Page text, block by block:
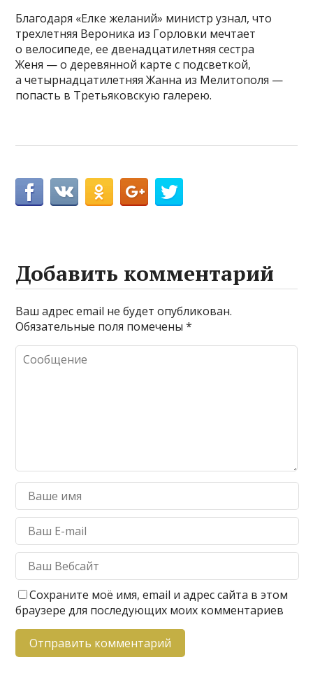
Благодаря «Елке желаний» министр узнал, что
трехлетняя Вероника из Горловки мечтает
о велосипеде, ее двенадцатилетняя сестра
Женя — о деревянной карте с подсветкой,
а четырнадцатилетняя Жанна из Мелитополя —
попасть в Третьяковскую галерею.
Добавить комментарий
Ваш адрес email не будет опубликован.
Обязательные поля помечены*
Сохраните моё имя, email и адрес сайта в этом
браузере для последующих моих комментариев